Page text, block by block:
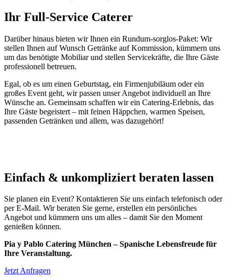
Ihr Full-Service Caterer
Darüber hinaus bieten wir Ihnen ein Rundum-sorglos-Paket: Wir
stellen Ihnen auf Wunsch Getränke auf Kommission, kümmern uns
um das benötigte Mobiliar und stellen Servicekräfte, die Ihre Gäste
professionell betreuen.
Egal, ob es um einen Geburtstag, ein Firmenjubiläum oder ein
großes Event geht, wir passen unser Angebot individuell an Ihre
Wünsche an. Gemeinsam schaffen wir ein Catering-Erlebnis, das
Ihre Gäste begeistert – mit feinen Häppchen, warmen Speisen,
passenden Getränken und allem, was dazugehört!
Einfach & unkompliziert beraten lassen
Sie planen ein Event? Kontaktieren Sie uns einfach telefonisch oder
per E-Mail. Wir beraten Sie gerne, erstellen ein persönliches
Angebot und kümmern uns um alles – damit Sie den Moment
genießen können.
Pia y Pablo Catering München – Spanische Lebensfreude für
Ihre Veranstaltung.
Jetzt Anfragen